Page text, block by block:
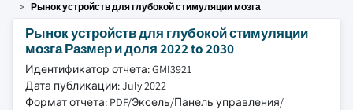
Рынок устройств для глубокой стимуляции мозга
Рынок устройств для глубокой стимуляции
мозга Размер и доля 2022 to 2030
Идентификатор отчета: GMI3921
Дата публикации: July 2022
Формат отчета: PDF/Эксель/Панель управления/